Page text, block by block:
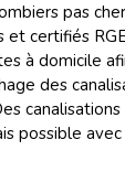
pas
et certifiés
à domicile
des
possible